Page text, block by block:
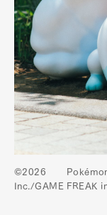
©2026
Inc./GAME FREAK